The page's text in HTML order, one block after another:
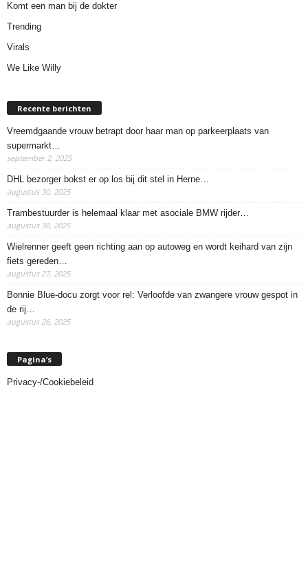
Komt een man bij de dokter
Trending
Virals
We Like Willy
Recente berichten
Vreemdgaande vrouw betrapt door haar man op parkeerplaats van
supermarkt…
september 2, 2025
DHL bezorger bokst er op los bij dit stel in Herne…
augustus 30, 2025
Trambestuurder is helemaal klaar met asociale BMW rijder…
augustus 30, 2025
Wielrenner geeft geen richting aan op autoweg en wordt keihard van zijn
fiets gereden…
augustus 27, 2025
Bonnie Blue-docu zorgt voor rel: Verloofde van zwangere vrouw gespot in
de rij…
augustus 26, 2025
Pagina’s
Privacy-/Cookiebeleid